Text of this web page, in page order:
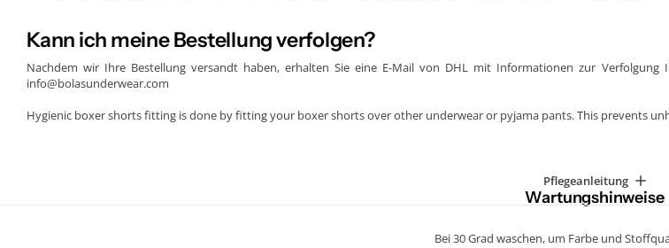
Kann ich meine Bestellung verfolgen?
Nachdem wir Ihre Bestellung versandt haben, erhalten Sie eine E-Mail von DHL mit Informationen zur
info@bolasunderwear.com
Hygienic boxer shorts fitting is done by fitting your boxer shorts over other underwear or pyjama pants. This prevents
Pflegeanleitung
Wartungshinweise
Bei 30 Grad waschen, um Farbe und